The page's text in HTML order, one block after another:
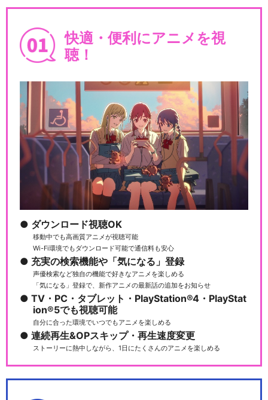
快適・便利にアニメを視
聴！
ダウンロード視聴OK
移動中でも高画質アニメが視聴可能
Wi-Fi環境でもダウンロード可能で通信料も安心
充実の検索機能や「気になる」登録
声優検索など独自の機能で好きなアニメを楽しめる
「気になる」登録で、新作アニメの最新話の追加をお知らせ
TV・PC・タブレット・PlayStation®4・PlayStat
ion®5でも視聴可能
自分に合った環境でいつでもアニメを楽しめる
連続再生&OPスキップ・再生速度変更
ストーリーに熱中しながら、1日にたくさんのアニメを楽しめる